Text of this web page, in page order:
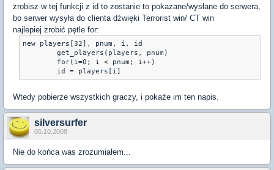
zrobisz w tej funkcji z id to zostanie to pokazane/wysłane do serwera,
bo serwer wysyła do clienta dźwięki Terrorist win/ CT win
najlepiej zrobić pętle for:
new players[32], pnum, i, id
Wtedy pobierze wszystkich graczy, i pokaże im ten napis.
silversurfer
05.10.2008
Nie do końca was zrozumiałem...